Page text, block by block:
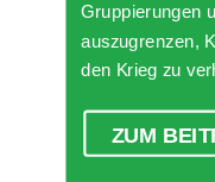
Gruppierungen
auszugrenzen,
den Krieg zu
ZUM